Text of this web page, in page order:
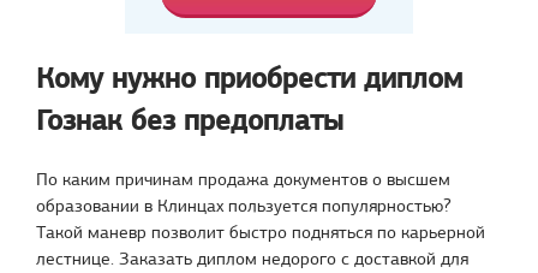
Кому нужно приобрести диплом
Гознак без предоплаты
По каким причинам продажа документов о высшем
образовании в Клинцах пользуется популярностью?
Такой маневр позволит быстро подняться по карьерной
лестнице. Заказать диплом недорого с доставкой для